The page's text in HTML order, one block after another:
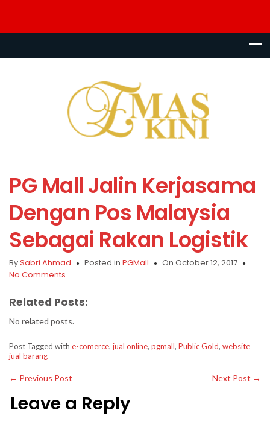
PG Mall Jalin Kerjasama
Dengan Pos Malaysia
Sebagai Rakan Logistik
BySabri Ahmad Posted in PGMall
On October 12, 2017
No Comments.
Related Posts:
No related posts.
Post Tagged with e-comerce, jual online, pgmall, Public Gold, website
jual barang
← Previous Post Next Post →
Leave a Reply